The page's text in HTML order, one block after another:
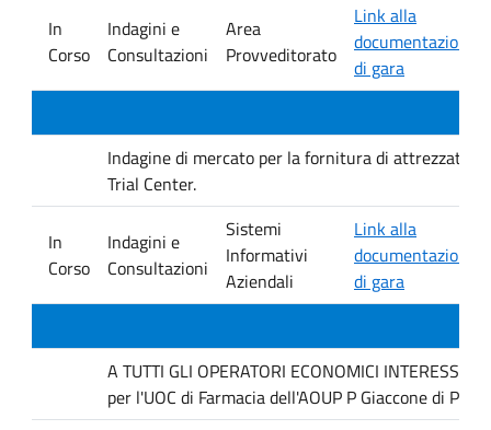
In
Corso
Indagini e
Consultazioni
Area
Provveditorato
Link alla
documentazione
di gara
Indagine di mercato per la fornitura di
Trial Center.
In
Corso
Indagini e
Consultazioni
Sistemi
Informativi
Aziendali
Link alla
documentazione
di gara
A TUTTI GLI OPERATORI ECONOMICI
per l'UOC di Farmacia dell'AOUP P Giaccone di